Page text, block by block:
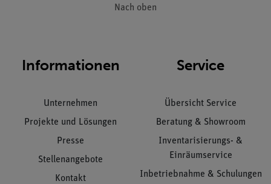
Nach oben
Informationen
Unternehmen
Projekte und Lösungen
Presse
Stellenangebote
Kontakt
Service
Übersicht Service
Beratung & Showroom
Inventarisierungs- &
Einräumservice
Inbetriebnahme & Schulungen